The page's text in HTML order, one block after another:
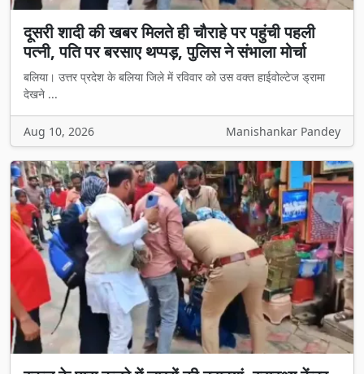
दूसरी शादी की खबर मिलते ही चौराहे पर पहुंची पहली
पत्नी, पति पर बरसाए थप्पड़, पुलिस ने संभाला मोर्चा
बलिया। उत्तर प्रदेश के बलिया जिले में रविवार को उस वक्त हाईवोल्टेज ड्रामा
देखने ...
Aug 10, 2026 Manishankar Pandey